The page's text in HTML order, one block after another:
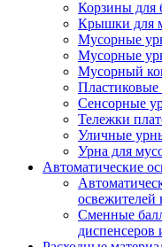
Корзины для
Крышки для
Мусорные
Мусорные
Мусорный
Пластиковые
Сенсорные
Тележки
Уличные
Урна для
Автоматические
освежителей
Сменные
диспенсеров